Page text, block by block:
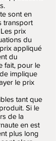
sont en
transport
prix
du
appliqué
du
fait, pour le
implique
le prix
tant que
Si le
de la
en est
plus long